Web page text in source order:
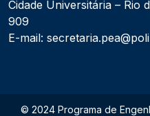
Cidade Universitária – Rio
909
E-mail:
© 2024 Programa de